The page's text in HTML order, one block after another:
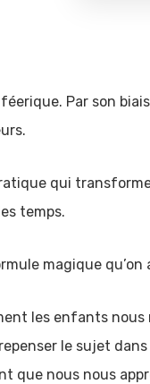
Par son biais,
qui transforme
temps.
magique qu’on
les enfants nous
le sujet
que nous nous